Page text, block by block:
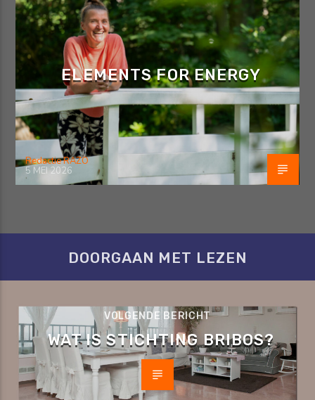
ELEMENTS FOR ENERGY
Redactie RAZO
5 MEI 2026
DOORGAAN MET LEZEN
VOLGENDE BERICHT
WAT IS STICHTING BRIBOS?